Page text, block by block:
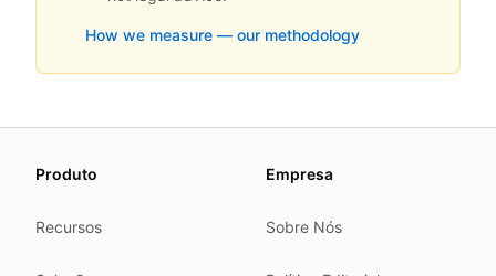
How we measure — our methodology
We update this page when our platform or the law
Produto
Recursos
Empresa
Sobre Nós